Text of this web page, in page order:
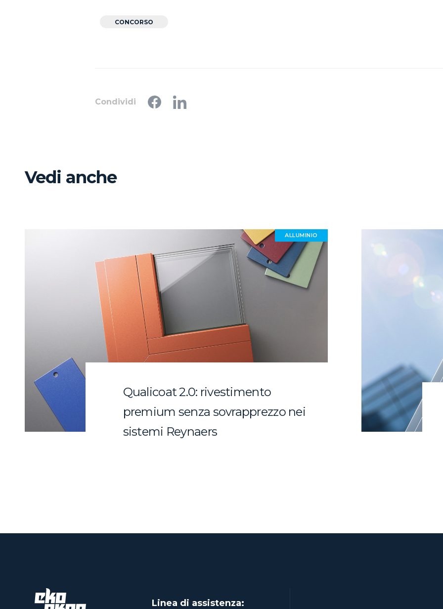
CONCORSO
Condividi
Vedi anche
Qualicoat 2.0: rivestimento
premium senza sovrapprezzo nei
sistemi Reynaers
ALLUMINIO
Linea di assistenza: